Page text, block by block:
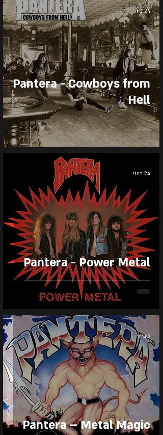
The Wiz
Pantera - Cowboys from
Hell
24 ביולי
Pantera - Power Metal
24 ביוני
Pantera – Metal Magic
9 ביוני